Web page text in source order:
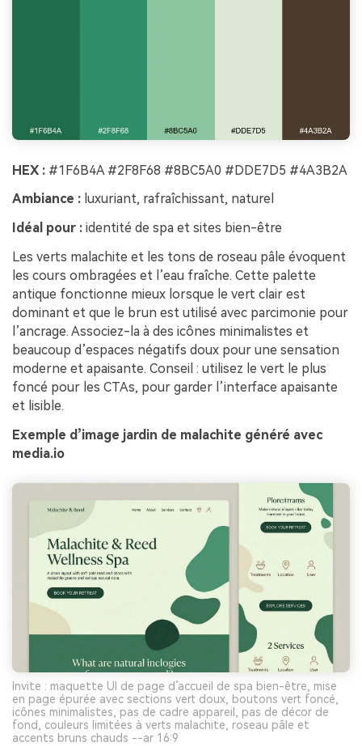
HEX : #1F6B4A #2F8F68 #8BC5A0 #DDE7D5 #4A3B2A
Ambiance : luxuriant, rafraîchissant, naturel
Idéal pour : identité de spa et sites bien-être
Les verts malachite et les tons de roseau pâle évoquent
les cours ombragées et l’eau fraîche. Cette palette
antique fonctionne mieux lorsque le vert clair est
dominant et que le brun est utilisé avec parcimonie pour
l’ancrage. Associez-la à des icônes minimalistes et
beaucoup d’espaces négatifs doux pour une sensation
moderne et apaisante. Conseil : utilisez le vert le plus
foncé pour les CTAs, pour garder l’interface apaisante
et lisible.
Exemple d’image jardin de malachite généré avec
media.io
Invite : maquette UI de page d’accueil de spa bien-être, mise
en page épurée avec sections vert doux, boutons vert foncé,
icônes minimalistes, pas de cadre appareil, pas de décor de
fond, couleurs limitées à verts malachite, roseau pâle et
accents bruns chauds --ar 16:9